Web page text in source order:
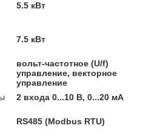
5.5 кВт
7.5 кВт
вольт-частотное (U/f)
управление, векторное
управление
2 входа 0...10 В, 0...20 мА
RS485 (Modbus RTU)